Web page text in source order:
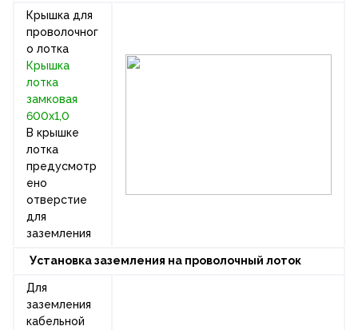
Крышка для
проволочног
о лотка
Крышка
лотка
замковая
600х1,0
В крышке
лотка
предусмотр
ено
отверстие
для
заземления
Установка заземления на проволочный лоток
Для
заземления
кабельной